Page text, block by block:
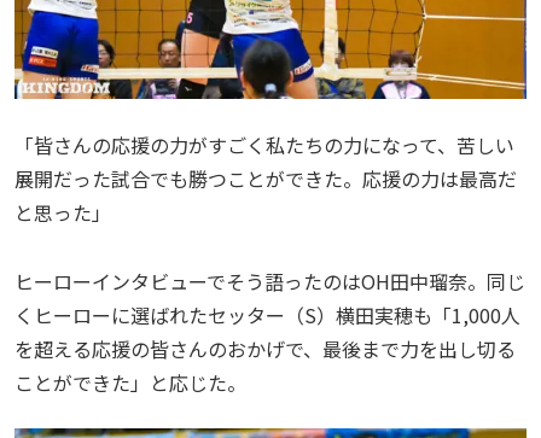
「皆さんの応援の力がすごく私たちの力になって、苦しい
展開だった試合でも勝つことができた。応援の力は最高だ
と思った」
ヒーローインタビューでそう語ったのはOH田中瑠奈。同じ
くヒーローに選ばれたセッター（S）横田実穂も「1,000人
を超える応援の皆さんのおかげで、最後まで力を出し切る
ことができた」と応じた。